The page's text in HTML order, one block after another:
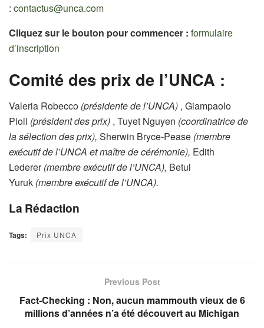
: contactus@unca.com
Cliquez sur le bouton pour commencer : formulaire
d’inscription
Comité des prix de l’UNCA :
Valeria Robecco (présidente de l’UNCA) , Giampaolo
Pioli (président des prix) , Tuyet Nguyen (coordinatrice de
la sélection des prix), Sherwin Bryce-Pease (membre
exécutif de l’UNCA et maître de cérémonie), Edith
Lederer(membre exécutif de l’UNCA), Betul
Yuruk (membre exécutif de l’UNCA).
La Rédaction
Tags: Prix UNCA
Previous Post
Fact‑Checking : Non, aucun mammouth vieux de 6
millions d’années n’a été découvert au Michigan